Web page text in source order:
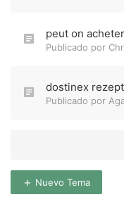
peut on
Publicado por
dostinex
Publicado por
Nuevo Tema